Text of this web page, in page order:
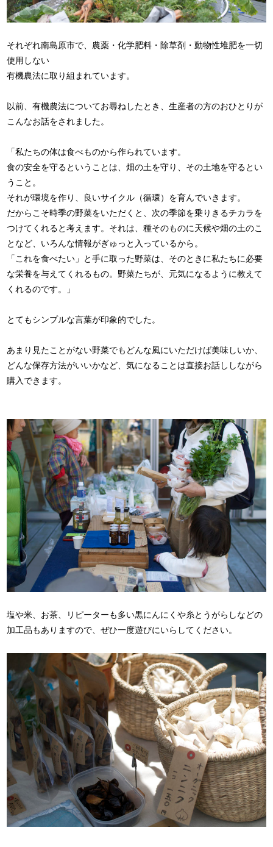
それぞれ南島原市で、農薬・化学肥料・除草剤・動物性堆肥を一切
使用しない
有機農法に取り組まれています。
以前、有機農法についてお尋ねしたとき、生産者の方のおひとりが
こんなお話をされました。
「私たちの体は食べものから作られています。
食の安全を守るということは、畑の土を守り、その土地を守るとい
うこと。
それが環境を作り、良いサイクル（循環）を育んでいきます。
だからこそ時季の野菜をいただくと、次の季節を乗りきるチカラを
つけてくれると考えます。それは、種そのものに天候や畑の土のこ
となど、いろんな情報がぎゅっと入っているから。
「これを食べたい」と手に取った野菜は、そのときに私たちに必要
な栄養を与えてくれるもの。野菜たちが、元気になるように教えて
くれるのです。」
とてもシンプルな言葉が印象的でした。
あまり見たことがない野菜でもどんな風にいただけば美味しいか、
どんな保存方法がいいかなど、気になることは直接お話ししながら
購入できます。
塩や米、お茶、リピーターも多い黒にんにくや糸とうがらしなどの
加工品もありますので、ぜひ一度遊びにいらしてください。